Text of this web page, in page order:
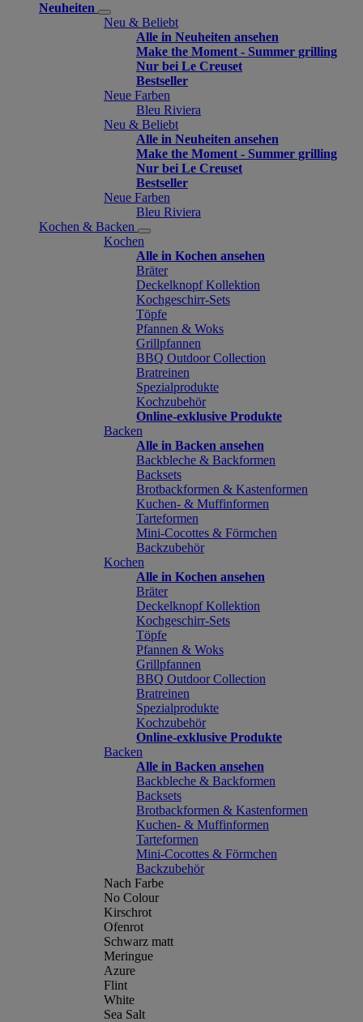
Neuheiten
Neu & Beliebt
Alle in Neuheiten ansehen
Make the Moment - Summer grilling
Nur bei Le Creuset
Bestseller
Neue Farben
Bleu Riviera
Neu & Beliebt
Alle in Neuheiten ansehen
Make the Moment - Summer grilling
Nur bei Le Creuset
Bestseller
Neue Farben
Bleu Riviera
Kochen & Backen
Kochen
Alle in Kochen ansehen
Bräter
Deckelknopf Kollektion
Kochgeschirr-Sets
Töpfe
Pfannen & Woks
Grillpfannen
BBQ Outdoor Collection
Bratreinen
Spezialprodukte
Kochzubehör
Online-exklusive Produkte
Backen
Alle in Backen ansehen
Backbleche & Backformen
Backsets
Brotbackformen & Kastenformen
Kuchen- & Muffinformen
Tarteformen
Mini-Cocottes & Förmchen
Backzubehör
Kochen
Alle in Kochen ansehen
Bräter
Deckelknopf Kollektion
Kochgeschirr-Sets
Töpfe
Pfannen & Woks
Grillpfannen
BBQ Outdoor Collection
Bratreinen
Spezialprodukte
Kochzubehör
Online-exklusive Produkte
Backen
Alle in Backen ansehen
Backbleche & Backformen
Backsets
Brotbackformen & Kastenformen
Kuchen- & Muffinformen
Tarteformen
Mini-Cocottes & Förmchen
Backzubehör
Nach Farbe
No Colour
Kirschrot
Ofenrot
Schwarz matt
Meringue
Azure
Flint
White
Sea Salt